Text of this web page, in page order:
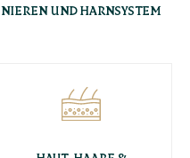
NIEREN UND HARNSYSTEM